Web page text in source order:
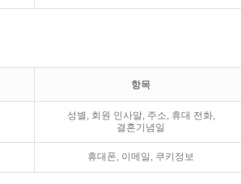
항목
성별, 회원 인사말, 주소, 휴대 전화,
결혼기념일
휴대폰, 이메일, 쿠키정보